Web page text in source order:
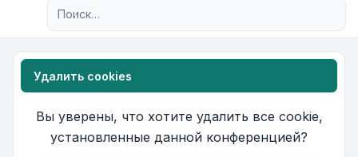
Удалить cookies
Вы уверены, что хотите удалить все cookie,
установленные данной конференцией?